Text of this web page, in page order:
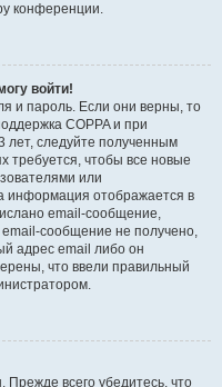
конференции.
войти!
и пароль. Если они верны, то
COPPA и при
лет, следуйте полученным
требуется, чтобы все новые
или
информация отображается в
email-сообщение,
сообщение не получено,
адрес email либо он
что ввели правильный
всего убедитесь, что